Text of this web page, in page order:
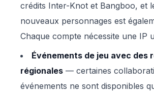
crédits Inter-Knot et Bangboo, et
nouveaux personnages est
Chaque compte nécessite une IP
Événements de jeu avec des
régionales — certaines
événements ne sont disponibles